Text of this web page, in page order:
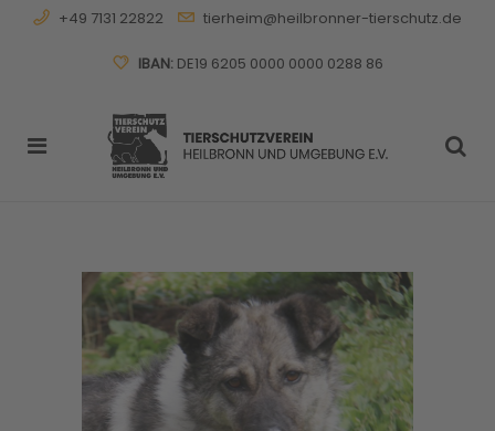
+49 7131 22822 tierheim@heilbronner-tierschutz.de
IBAN:DE19 6205 0000 0000 0288 86